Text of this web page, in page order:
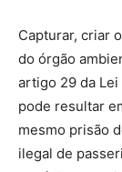
Capturar, criar
do órgão
artigo 29 da
pode resultar
mesmo prisão
ilegal de